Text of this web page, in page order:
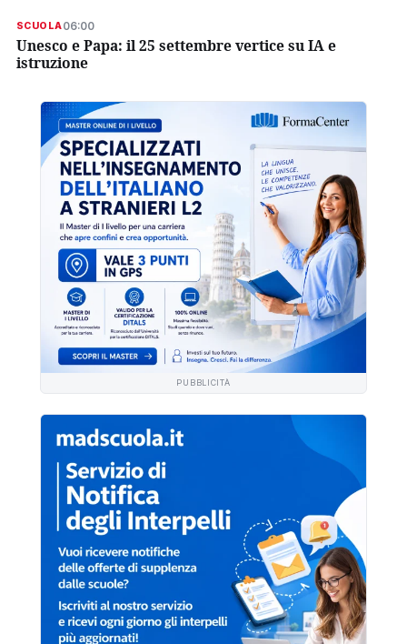
SCUOLA06:00
Unesco e Papa: il 25 settembre vertice su IA e
istruzione
PUBBLICITÀ